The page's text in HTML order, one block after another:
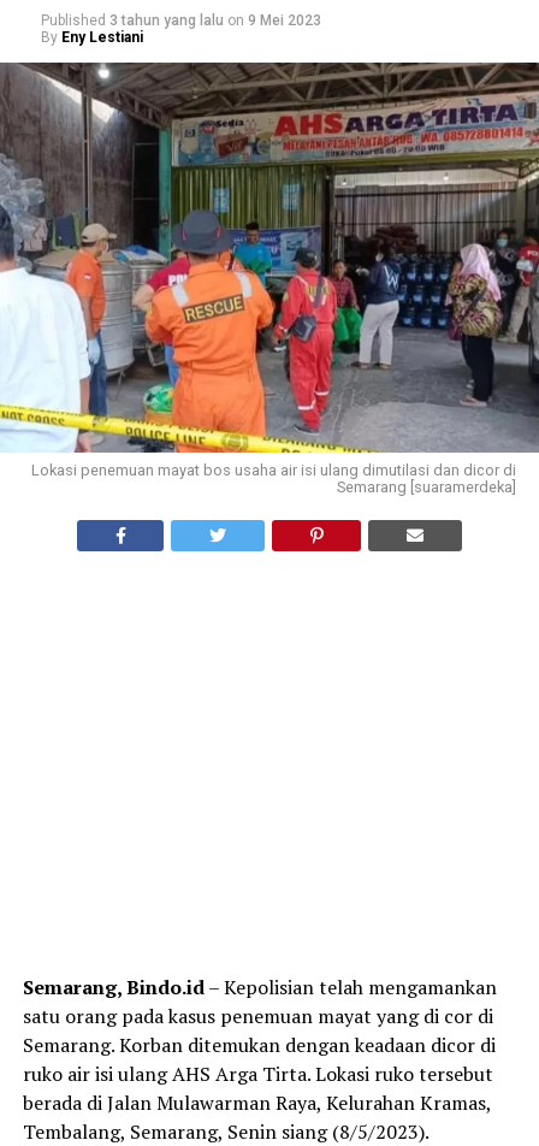
Published 3 tahun yang lalu on 9 Mei 2023
By Eny Lestiani
Lokasi penemuan mayat bos usaha air isi ulang dimutilasi dan dicor di
Semarang [suaramerdeka]
Semarang, Bindo.id– Kepolisian telah mengamankan
satu orang pada kasus penemuan mayat yang di cor di
Semarang. Korban ditemukan dengan keadaan dicor di
ruko air isi ulang AHS Arga Tirta. Lokasi ruko tersebut
berada di Jalan Mulawarman Raya, Kelurahan Kramas,
Tembalang, Semarang, Senin siang (8/5/2023).